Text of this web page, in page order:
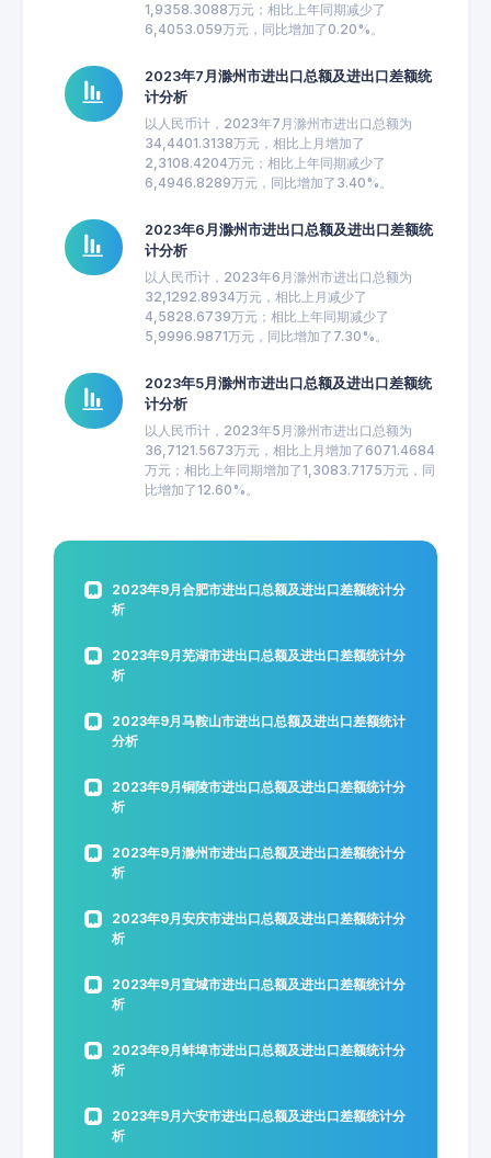
1,9358.3088万元；相比上年同期减少了
6,4053.059万元，同比增加了0.20%。
2023年7月滁州市进出口总额及进出口差额统
计分析
以人民币计，2023年7月滁州市进出口总额为
34,4401.3138万元，相比上月增加了
2,3108.4204万元；相比上年同期减少了
6,4946.8289万元，同比增加了3.40%。
2023年6月滁州市进出口总额及进出口差额统
计分析
以人民币计，2023年6月滁州市进出口总额为
32,1292.8934万元，相比上月减少了
4,5828.6739万元；相比上年同期减少了
5,9996.9871万元，同比增加了7.30%。
2023年5月滁州市进出口总额及进出口差额统
计分析
以人民币计，2023年5月滁州市进出口总额为
36,7121.5673万元，相比上月增加了6071.4684
万元；相比上年同期增加了1,3083.7175万元，同
比增加了12.60%。
2023年9月合肥市进出口总额及进出口差额统计分
析
2023年9月芜湖市进出口总额及进出口差额统计分
析
2023年9月马鞍山市进出口总额及进出口差额统计
分析
2023年9月铜陵市进出口总额及进出口差额统计分
析
2023年9月滁州市进出口总额及进出口差额统计分
析
2023年9月安庆市进出口总额及进出口差额统计分
析
2023年9月宣城市进出口总额及进出口差额统计分
析
2023年9月蚌埠市进出口总额及进出口差额统计分
析
2023年9月六安市进出口总额及进出口差额统计分
析